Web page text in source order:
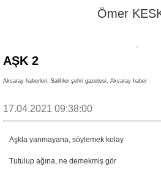
Ömer
AŞK 2
Aksaray haberleri, Salihler şehri gazetesi, Aksaray haber
17.04.2021 09:38:00
Aşkla yanmayana, söylemek kolay
Tutulup ağına, ne demekmiş gör